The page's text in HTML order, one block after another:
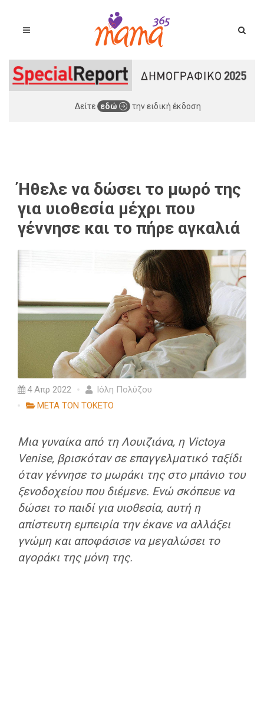
Δείτε εδώ την ειδική έκδοση
Ήθελε να δώσει το μωρό της
για υιοθεσία μέχρι που
γέννησε και το πήρε αγκαλιά
4 Απρ 2022
Ιόλη Πολύζου
ΜΕΤΑ ΤΟΝ ΤΟΚΕΤΟ
Μια γυναίκα από τη Λουιζιάνα, η Victoya
Venise, βρισκόταν σε επαγγελματικό ταξίδι
όταν γέννησε το μωράκι της στο μπάνιο του
ξενοδοχείου που διέμενε. Ενώ σκόπευε να
δώσει το παιδί για υιοθεσία, αυτή η
απίστευτη εμπειρία την έκανε να αλλάξει
γνώμη και αποφάσισε να μεγαλώσει το
αγοράκι της μόνη της.